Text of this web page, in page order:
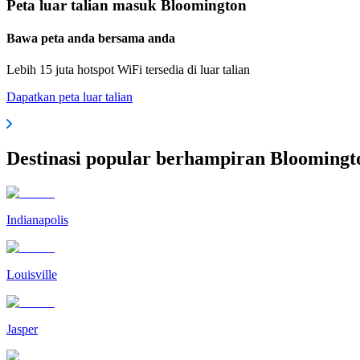
Peta luar talian masuk Bloomington
Bawa peta anda bersama anda
Lebih 15 juta hotspot WiFi tersedia di luar talian
Dapatkan peta luar talian
Destinasi popular berhampiran
Indianapolis
Louisville
Jasper